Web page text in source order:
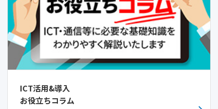
ICT活用&導入
お役立ちコラム